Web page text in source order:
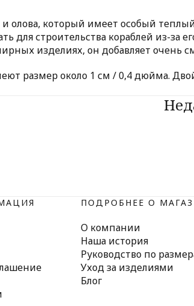
олова, который имеет особый
для строительства кораблей из-за
изделиях, он добавляет очень
размер около 1 см / 0,4 дюйма.
ПОДРОБНЕЕ О
О компании
Наша история
Руководство по
Уход за изделиями
Блог